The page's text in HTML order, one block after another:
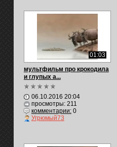
01:03
мультфильм про крокодила
и глупых а...
06.10.2016 20:04
просмотры: 211
комментарии:0
Угрюмый73